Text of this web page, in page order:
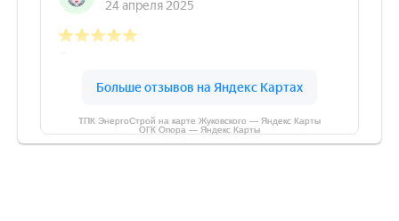
ТПК ЭнергоСтрой на карте Жуковского — Яндекс Карты
ОГК Опора — Яндекс Карты